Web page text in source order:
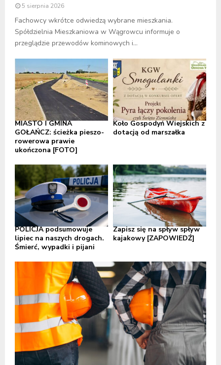
5 sierpnia 2026
Fachowcy wkrótce odwiedzą wybrane mieszkania.
Spółdzielnia Mieszkaniowa w Wągrowcu informuje o
przeglądzie przewodów kominowych i...
MIASTO I GMINA
GOŁAŃCZ: ścieżka pieszo-
rowerowa prawie
ukończona [FOTO]
Koło Gospodyń Wiejskich z
dotacją od marszałka
POLICJA podsumowuje
lipiec na naszych drogach.
Śmierć, wypadki i pijani
Zapisz się na spływ spływ
kajakowy [ZAPOWIEDŹ]